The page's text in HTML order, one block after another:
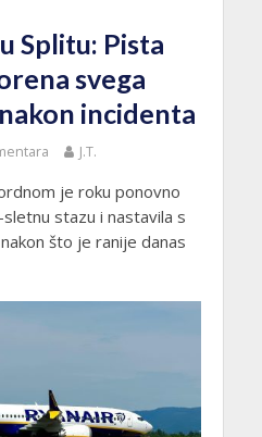
Splitu: Pista
svega
incidenta
J.T.
je roku ponovno
stazu i nastavila s
što je ranije danas